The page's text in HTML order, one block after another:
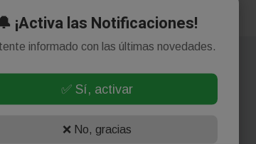
¡Activa las Notificaciones!
informado con las últimas novedades.
✅ Sí, activar
❌ No, gracias